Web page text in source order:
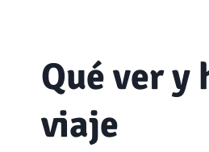
Qué ver y
viaje